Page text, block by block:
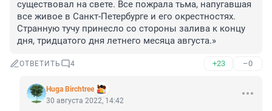
существовал на свете. Все пожрала тьма, напугавшая
все живое в Санкт-Петербурге и его окрестностях.
Странную тучу принесло со стороны залива к концу
дня, тридцатого дня летнего месяца августа.»
ОТВЕТИТЬ 4 +23 –0
Huga Birchtree
30 августа 2022, 14:42